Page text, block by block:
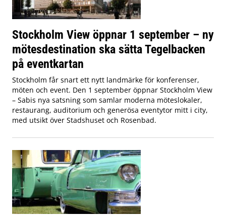
Stockholm View öppnar 1 september – ny
mötesdestination ska sätta Tegelbacken
på eventkartan
Stockholm får snart ett nytt landmärke för konferenser,
möten och event. Den 1 september öppnar Stockholm View
– Sabis nya satsning som samlar moderna möteslokaler,
restaurang, auditorium och generösa eventytor mitt i city,
med utsikt över Stadshuset och Rosenbad.